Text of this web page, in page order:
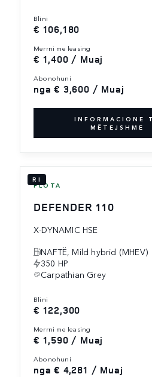
blini
€ 106,180
merrni me leasing
€ 1,400 / Muaj
abonohuni
nga € 3,600 / Muaj
INFORMACIONE
MËTEJSHME
RI
FLOTA
DEFENDER 110
X-DYNAMIC HSE
NAFTË, Mild hybrid (MHEV)
350 HP
Carpathian Grey
blini
€ 122,300
merrni me leasing
€ 1,590 / Muaj
abonohuni
nga € 4,281 / Muaj